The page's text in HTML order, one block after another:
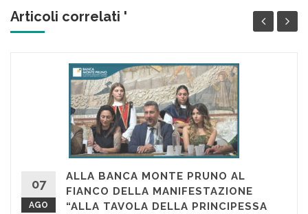
Articoli correlati '
07
AGO
ALLA BANCA MONTE PRUNO AL
FIANCO DELLA MANIFESTAZIONE
“ALLA TAVOLA DELLA PRINCIPESSA